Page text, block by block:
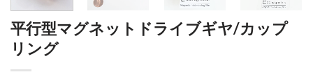
平行型マグネットドライブギヤ/カップ
リング